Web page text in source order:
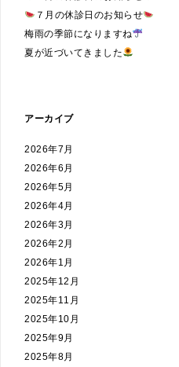
７月の休診日のお知らせ
梅雨の季節になりますね
夏が近づいてきました
アーカイブ
2026年7月
2026年6月
2026年5月
2026年4月
2026年3月
2026年2月
2026年1月
2025年12月
2025年11月
2025年10月
2025年9月
2025年8月